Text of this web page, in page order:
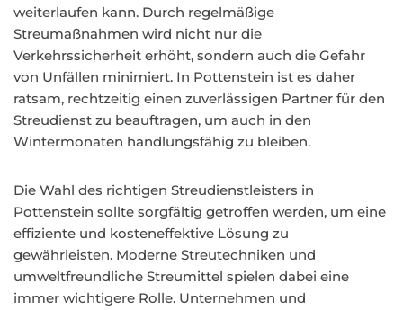
weiterlaufen kann. Durch regelmäßige
Streumaßnahmen wird nicht nur die
Verkehrssicherheit erhöht, sondern auch die Gefahr
von Unfällen minimiert. In Pottenstein ist es daher
ratsam, rechtzeitig einen zuverlässigen Partner für den
Streudienst zu beauftragen, um auch in den
Wintermonaten handlungsfähig zu bleiben.
Die Wahl des richtigen Streudienstleisters in
Pottenstein sollte sorgfältig getroffen werden, um eine
effiziente und kosteneffektive Lösung zu
gewährleisten. Moderne Streutechniken und
umweltfreundliche Streumittel spielen dabei eine
immer wichtigere Rolle. Unternehmen und